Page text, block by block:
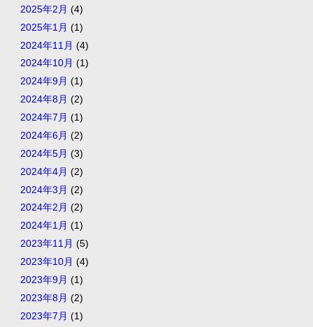
2025年2月 (4)
2025年1月 (1)
2024年11月 (4)
2024年10月 (1)
2024年9月 (1)
2024年8月 (2)
2024年7月 (1)
2024年6月 (2)
2024年5月 (3)
2024年4月 (2)
2024年3月 (2)
2024年2月 (2)
2024年1月 (1)
2023年11月 (5)
2023年10月 (4)
2023年9月 (1)
2023年8月 (2)
2023年7月 (1)